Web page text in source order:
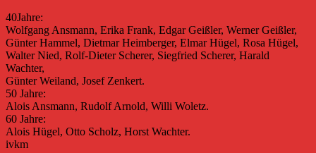
40Jahre:
Wolfgang Ansmann, Erika Frank, Edgar Geißler, Werner Geißler,
Günter Hammel, Dietmar Heimberger, Elmar Hügel, Rosa Hügel,
Walter Nied, Rolf-Dieter Scherer, Siegfried Scherer, Harald
Wachter,
Günter Weiland, Josef Zenkert.
50 Jahre:
Alois Ansmann, Rudolf Arnold, Willi Woletz.
60 Jahre:
Alois Hügel, Otto Scholz, Horst Wachter.
ivkm